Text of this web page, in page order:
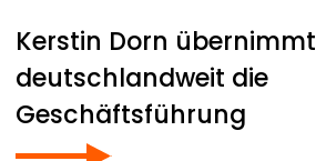
Kerstin Dorn übernimmt
deutschlandweit die
Geschäftsführung